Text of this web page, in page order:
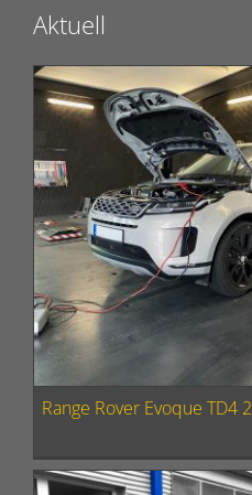
Aktuell
Range Rover Evoque TD4